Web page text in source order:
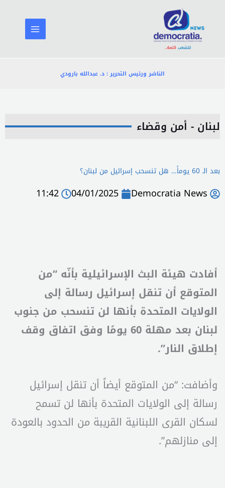
المحتوى
الناشر ورئيس التحرير : د. عبدالله بارودي
لبنان - أمن وقضاء
بعد الـ 60 يوماً… هل تنسحب إسرائيل من لبنان؟
Democratia News
04/01/2025
11:42
أفادت هيئة البث الإسرائيلية بأنّه “من
المتوقع أن تنقل إسرائيل رسالة إلى
الولايات المتحدة بأنها لن تنسحب من جنوب
لبنان بعد مهلة 60 يومًا وفق اتفاق وقف
إطلاق النار”.
وأضافت: “من المتوقع أيضاً أن تنقل إسرائيل
رسالة إلى الولايات المتحدة بأنها لن تسمح
لسكان القرى اللبنانية القريبة من الحدود بالعودة
إلى منازلهم”.